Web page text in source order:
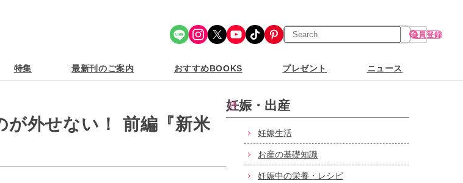
Share Icon Instagram X YouTube TikTok Pinterest
検
索
会員登録
特集 最新刊のご案内 おすすめBOOKS プレゼント ニュース
外せない！ 前編『新米
妊娠・出産
妊娠生活
お産の基礎知識
妊娠中の栄養・レシピ